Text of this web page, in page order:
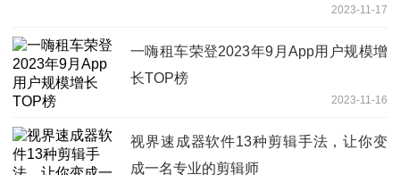
2023-11-17
一嗨租车荣登2023年9月App用户规模增
长TOP榜
2023-11-16
视界速成器软件13种剪辑手法，让你变
成一名专业的剪辑师